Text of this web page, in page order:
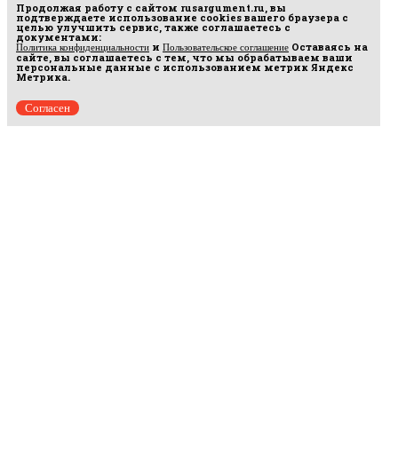
Продолжая работу с сайтом rusargument.ru, вы
подтверждаете использование cookies вашего браузера с
целью улучшить сервис, также соглашаетесь с
документами:
Политика конфиденциальности и Пользовательское соглашение Оставаясь на
сайте, вы соглашаетесь с тем, что мы обрабатываем ваши
персональные данные с использованием метрик Яндекс
Метрика.
Согласен